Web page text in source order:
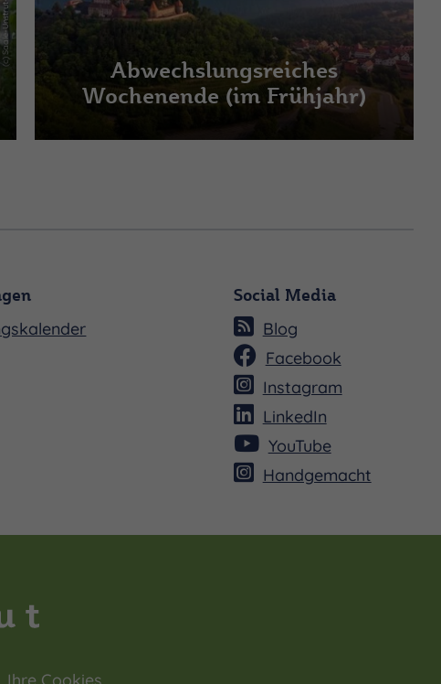
Abwechslungsreiches
Wochenende (im Frühjahr)
Social Media
Blog
Facebook
Instagram
LinkedIn
YouTube
Handgemacht
Ihre Cookies